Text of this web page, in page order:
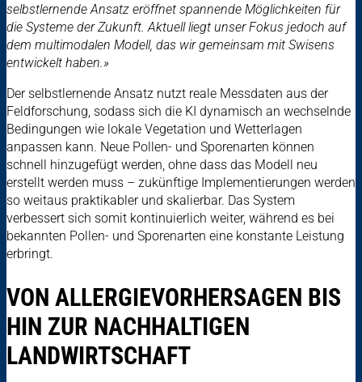
selbstlernende Ansatz eröffnet spannende Möglichkeiten für
die Systeme der Zukunft. Aktuell liegt unser Fokus jedoch auf
dem multimodalen Modell, das wir gemeinsam mit Swisens
entwickelt haben.»
Der selbstlernende Ansatz nutzt reale Messdaten aus der
Feldforschung, sodass sich die KI dynamisch an wechselnde
Bedingungen wie lokale Vegetation und Wetterlagen
anpassen kann. Neue Pollen- und Sporenarten können
schnell hinzugefügt werden, ohne dass das Modell neu
erstellt werden muss – zukünftige Implementierungen werden
so weitaus praktikabler und skalierbar. Das System
verbessert sich somit kontinuierlich weiter, während es bei
bekannten Pollen- und Sporenarten eine konstante Leistung
erbringt.
VON ALLERGIEVORHERSAGEN BIS
HIN ZUR NACHHALTIGEN
LANDWIRTSCHAFT